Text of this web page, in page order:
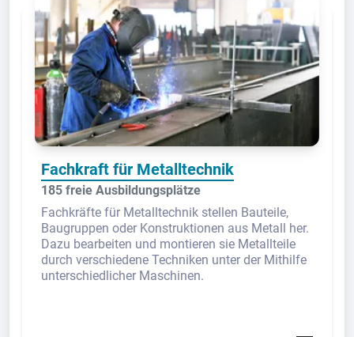
Fachkraft für Metalltechnik
185 freie Ausbildungsplätze
Fachkräfte für Metalltechnik stellen Bauteile,
Baugruppen oder Konstruktionen aus Metall her.
Dazu bearbeiten und montieren sie Metallteile
durch verschiedene Techniken unter der Mithilfe
unterschiedlicher Maschinen.